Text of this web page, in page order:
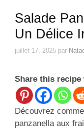
Salade
Un Délice
juillet 17, 2025 par
Share this
Découvrez
panzanella aux